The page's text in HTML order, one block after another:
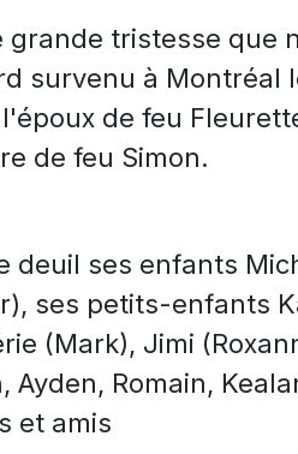
grande tristesse que
survenu à Montréal
de feu
de feu Simon.
deuil ses enfants
ses petits-enfants
(Mark), Jimi
Ayden, Romain,
et amis